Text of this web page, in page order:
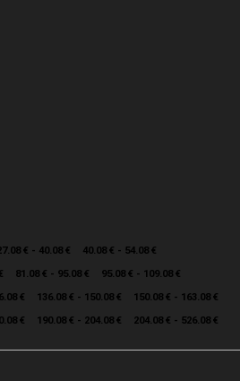
€ - 40.08 €
40.08 € - 54.08 €
81.08 € - 95.08 €
95.08 € - 109.08 €
€ 136.08 € - 150.08 €
150.08 € - 163.08 €
€ 190.08 € - 204.08 € 204.08 € - 526.08 €